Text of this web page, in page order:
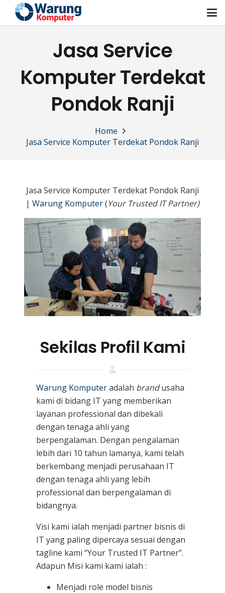
Jasa Service
Komputer Terdekat
Pondok Ranji
Home
Jasa Service Komputer Terdekat Pondok Ranji
Jasa Service Komputer Terdekat Pondok Ranji
| Warung Komputer(Your Trusted IT Partner)
Sekilas Profil Kami
Warung Komputeradalah brandusaha
kami di bidang IT yang memberikan
layanan professional dan dibekali
dengan tenaga ahli yang
berpengalaman. Dengan pengalaman
lebih dari 10 tahun lamanya, kami telah
berkembang menjadi perusahaan IT
dengan tenaga ahli yang lebih
professional dan berpengalaman di
bidangnya.
Visi kami ialah menjadi partner bisnis di
IT yang paling dipercaya sesuai dengan
tagline kami “Your Trusted IT Partner”.
Adapun Misi kami kami ialah :
Menjadi role model bisnis